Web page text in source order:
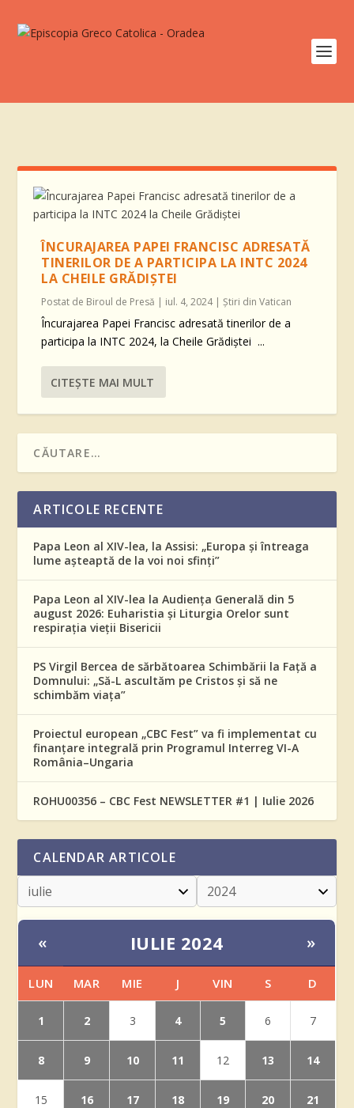
ÎNCURAJAREA PAPEI FRANCISC ADRESATĂ
TINERILOR DE A PARTICIPA LA INTC 2024
LA CHEILE GRĂDIȘTEI
Postat de Biroul de Presă | iul. 4, 2024|Știri din Vatican
Încurajarea Papei Francisc adresată tinerilor de a
participa la INTC 2024, la Cheile Grădiștei ...
CITEŞTE MAI MULT
ARTICOLE RECENTE
Papa Leon al XIV-lea, la Assisi: „Europa și întreaga
lume așteaptă de la voi noi sfinți”
Papa Leon al XIV-lea la Audiența Generală din 5
august 2026: Euharistia și Liturgia Orelor sunt
respirația vieții Bisericii
PS Virgil Bercea de sărbătoarea Schimbării la Față a
Domnului: „Să-L ascultăm pe Cristos și să ne
schimbăm viața”
Proiectul european „CBC Fest” va fi implementat cu
finanțare integrală prin Programul Interreg VI-A
România–Ungaria
ROHU00356 – CBC Fest NEWSLETTER #1 | Iulie 2026
CALENDAR ARTICOLE
« IULIE 2024 »
LUN MAR MIE J VIN S D
1 2 3 4 5 6 7
8 9 10 11 12 13 14
15 16 17 18 19 20 21